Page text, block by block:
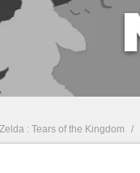
: Tears of the Kingdom /